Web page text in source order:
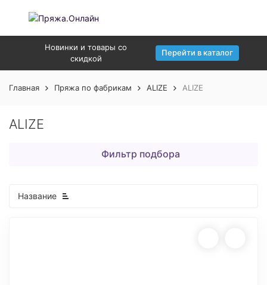
Новинки и товары со
скидкой
Перейти в каталог
Главная Пряжа по фабрикам ALIZE ALIZE
ALIZE
Фильтр подбора
Название